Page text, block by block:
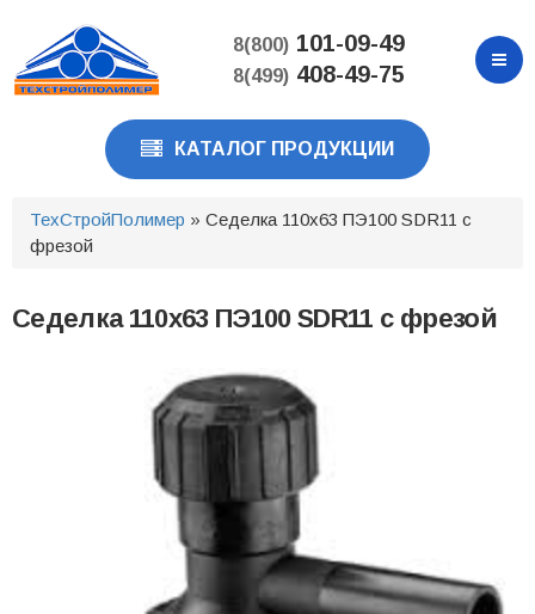
основному
содержанию
8(800)101-09-49
8(499)408-49-75
КАТАЛОГ ПРОДУКЦИИ
ТехСтройПолимер » Седелка 110х63 ПЭ100 SDR11 с
фрезой
Седелка 110х63 ПЭ100 SDR11 с фрезой